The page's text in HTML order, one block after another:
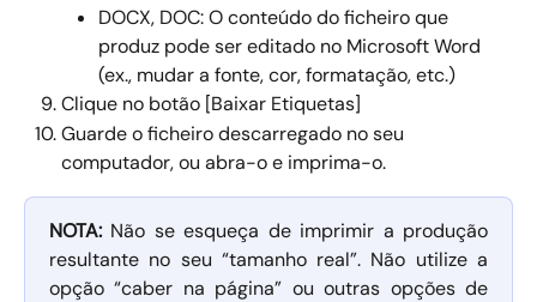
DOCX, DOC: O conteúdo do ficheiro que
produz pode ser editado no Microsoft Word
(ex., mudar a fonte, cor, formatação, etc.)
Clique no botão [Baixar Etiquetas]
Guarde o ficheiro descarregado no seu
computador, ou abra-o e imprima-o.
NOTA: Não se esqueça de imprimir a produção
resultante no seu “tamanho real”. Não utilize a
opção “caber na página” ou outras opções de